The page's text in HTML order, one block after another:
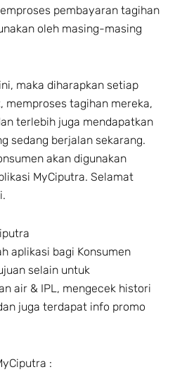
pembayaran tagihan
oleh masing-masing
maka diharapkan setiap
memproses tagihan mereka,
terlebih juga mendapatkan
sedang berjalan sekarang.
akan digunakan
MyCiputra. Selamat
aplikasi bagi Konsumen
selain untuk
air & IPL, mengecek histori
juga terdapat info promo
: